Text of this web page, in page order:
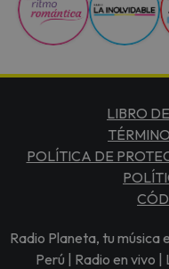
LIBRO
POLÍTICA DE
Radio Planeta, tu música
Perú | Radio en vivo